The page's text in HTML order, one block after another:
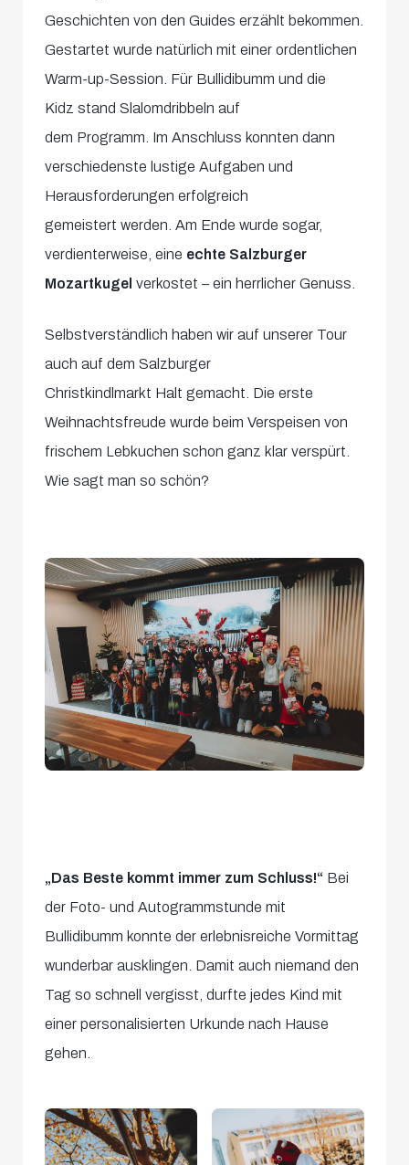
Geschichten von den Guides erzählt bekommen.
Gestartet wurde natürlich mit einer ordentlichen
Warm-up-Session. Für Bullidibumm und die
Kidz stand Slalomdribbeln auf
dem Programm. Im Anschluss konnten dann
verschiedenste lustige Aufgaben und
Herausforderungen erfolgreich
gemeistert werden. Am Ende wurde sogar,
verdienterweise, eine echte Salzburger
Mozartkugel verkostet – ein herrlicher Genuss.
Selbstverständlich haben wir auf unserer Tour
auch auf dem Salzburger
Christkindlmarkt Halt gemacht. Die erste
Weihnachtsfreude wurde beim Verspeisen von
frischem Lebkuchen schon ganz klar verspürt.
Wie sagt man so schön?
„Das Beste kommt immer zum Schluss!“ Bei
der Foto- und Autogrammstunde mit
Bullidibumm konnte der erlebnisreiche Vormittag
wunderbar ausklingen. Damit auch niemand den
Tag so schnell vergisst, durfte jedes Kind mit
einer personalisierten Urkunde nach Hause
gehen.